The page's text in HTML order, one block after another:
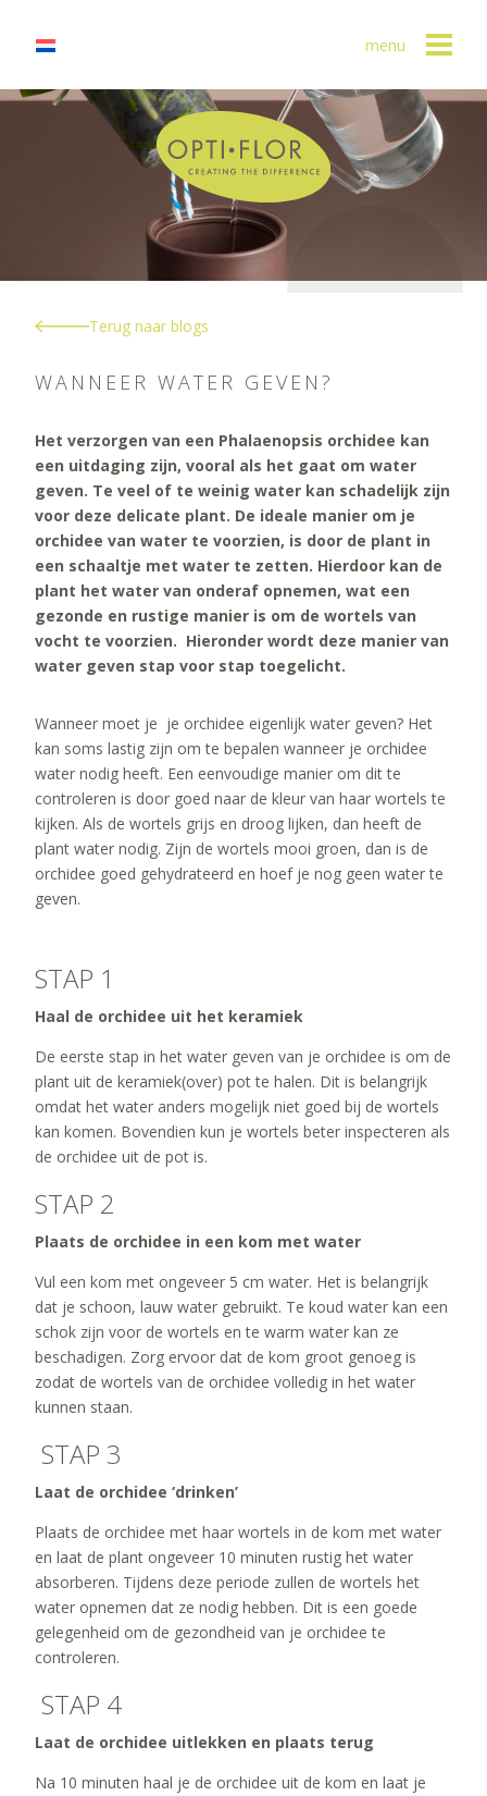
menu
Terug naar blogs
WANNEER WATER GEVEN?
Het verzorgen van een Phalaenopsis orchidee kan
een uitdaging zijn, vooral als het gaat om water
geven. Te veel of te weinig water kan schadelijk zijn
voor deze delicate plant. De ideale manier om je
orchidee van water te voorzien, is door de plant in
een schaaltje met water te zetten. Hierdoor kan de
plant het water van onderaf opnemen, wat een
gezonde en rustige manier is om de wortels van
vocht te voorzien. Hieronder wordt deze manier van
water geven stap voor stap toegelicht.
Wanneer moet je je orchidee eigenlijk water geven? Het
kan soms lastig zijn om te bepalen wanneer je orchidee
water nodig heeft. Een eenvoudige manier om dit te
controleren is door goed naar de kleur van haar wortels te
kijken. Als de wortels grijs en droog lijken, dan heeft de
plant water nodig. Zijn de wortels mooi groen, dan is de
orchidee goed gehydrateerd en hoef je nog geen water te
geven.
STAP 1
Haal de orchidee uit het keramiek
De eerste stap in het water geven van je orchidee is om de
plant uit de keramiek(over) pot te halen. Dit is belangrijk
omdat het water anders mogelijk niet goed bij de wortels
kan komen. Bovendien kun je wortels beter inspecteren als
de orchidee uit de pot is.
STAP 2
Plaats de orchidee in een kom met water
Vul een kom met ongeveer 5 cm water. Het is belangrijk
dat je schoon, lauw water gebruikt. Te koud water kan een
schok zijn voor de wortels en te warm water kan ze
beschadigen. Zorg ervoor dat de kom groot genoeg is
zodat de wortels van de orchidee volledig in het water
kunnen staan.
STAP 3
Laat de orchidee ‘drinken’
Plaats de orchidee met haar wortels in de kom met water
en laat de plant ongeveer 10 minuten rustig het water
absorberen. Tijdens deze periode zullen de wortels het
water opnemen dat ze nodig hebben. Dit is een goede
gelegenheid om de gezondheid van je orchidee te
controleren.
STAP 4
Laat de orchidee uitlekken en plaats terug
Na 10 minuten haal je de orchidee uit de kom en laat je